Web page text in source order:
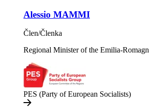
Alessio MAMMI
Člen/Členka
Regional Minister of the Emilia-
PES (Party of European Socialists)